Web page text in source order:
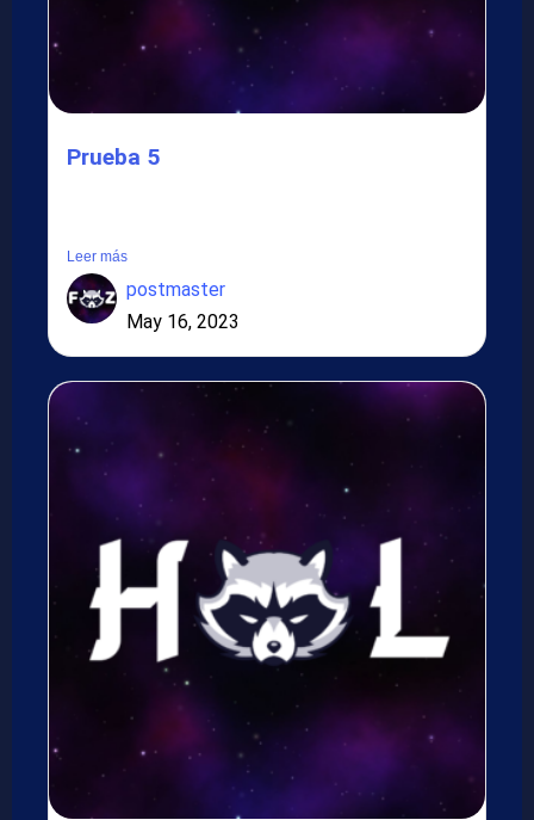
Prueba 5
Leer más
postmaster
May 16, 2023